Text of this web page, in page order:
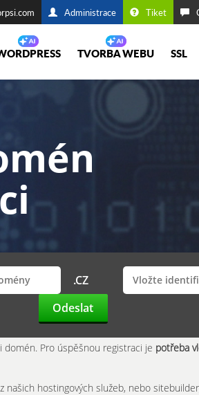
.CZ
Odeslat
domén. Pro úspěšnou registraci je potřeba
hostingových služeb, nebo
Administrace Tiket
TVORBA WEBU SSL